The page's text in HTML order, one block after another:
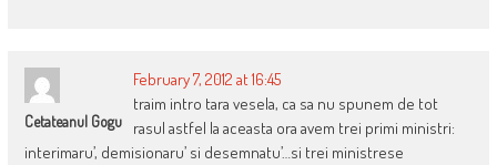
Cetateanul Gogu
February 7, 2012 at 16:45
traim intro tara vesela, ca sa nu spunem de tot
rasul astfel la aceasta ora avem trei primi ministri:
interimaru’, demisionaru’ si desemnatu’…si trei ministrese